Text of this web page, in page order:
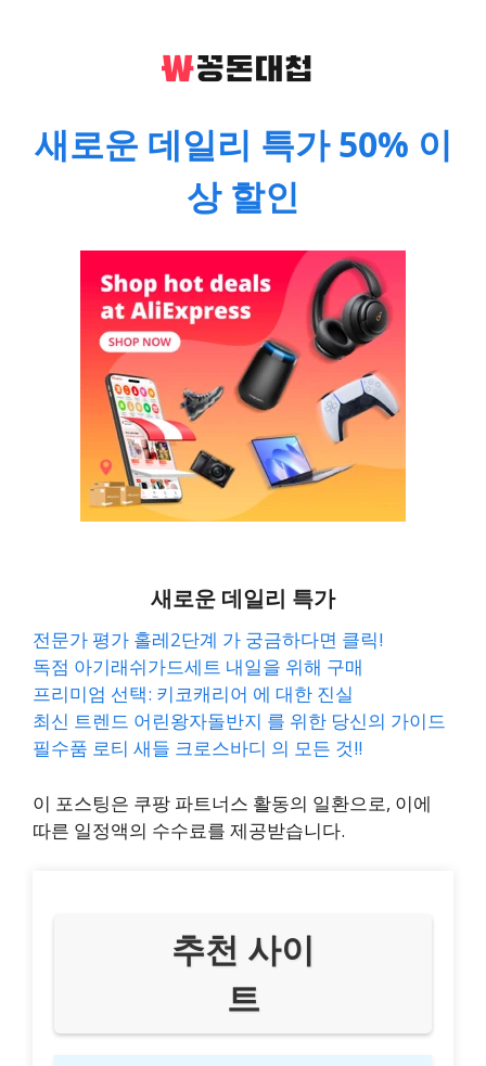
새로운 데일리 특가 50% 이
상 할인
새로운 데일리 특가
전문가 평가 홀레2단계 가 궁금하다면 클릭!
독점 아기래쉬가드세트 내일을 위해 구매
프리미엄 선택: 키코캐리어 에 대한 진실
최신 트렌드 어린왕자돌반지 를 위한 당신의 가이드
필수품 로티 새들 크로스바디 의 모든 것!!
이 포스팅은 쿠팡 파트너스 활동의 일환으로, 이에
따른 일정액의 수수료를 제공받습니다.
추천 사이
트